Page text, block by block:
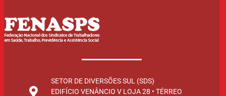
SETOR DE DIVERSÕES SUL (SDS)
EDIFÍCIO VENÂNCIO V LOJA 28 • TÉRREO